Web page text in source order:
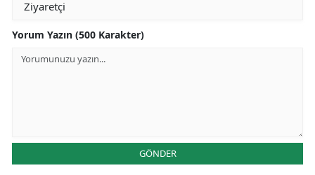
Yorum Yazın (500 Karakter)
GÖNDER